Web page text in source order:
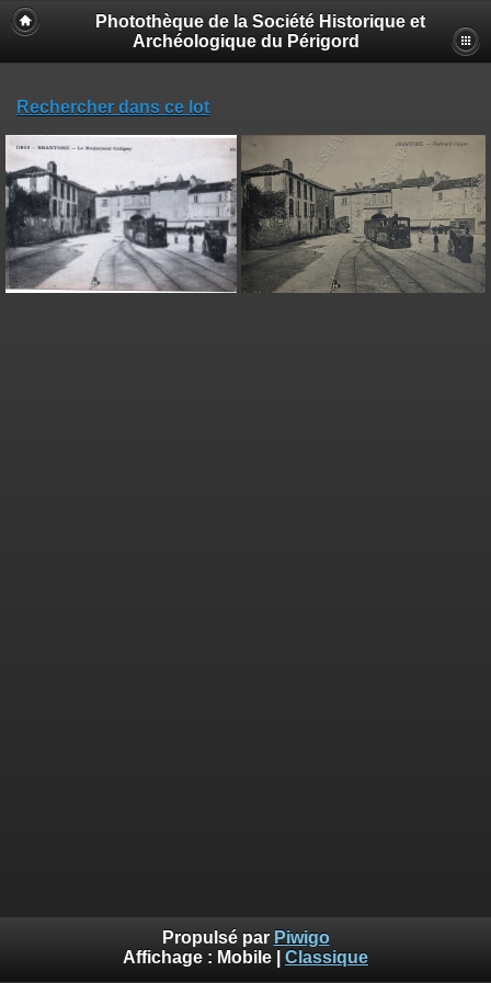
Photothèque de la Société Historique et
Archéologique du Périgord
Rechercher dans ce lot
Propulsé par Piwigo
Affichage : Mobile Classique